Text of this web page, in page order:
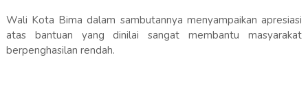
Wali Kota Bima dalam sambutannya menyampaikan apresiasi
atas bantuan yang dinilai sangat membantu masyarakat
berpenghasilan rendah.